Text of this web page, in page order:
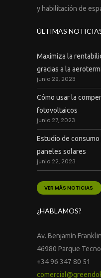
y habilitación de
ÚLTIMAS
Maximiza la
gracias a la
junio 29, 2023
Cómo usar la
fotovoltaicos
junio 27, 2023
Estudio de
paneles solares
junio 22, 2023
VER MÁS NOTICIAS
¿HABLAMOS?
Av. Benjamín
46980 Parque
+34 96 347 80 51